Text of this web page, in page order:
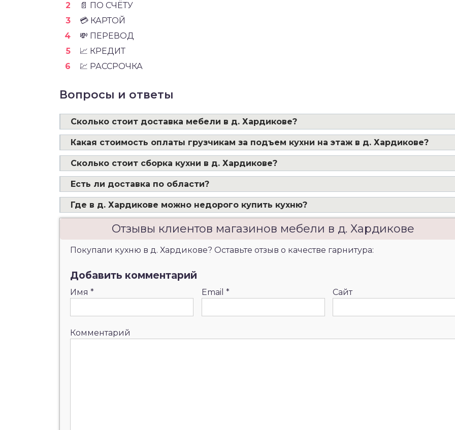
📄 ПО СЧЁТУ
💳 КАРТОЙ
💸 ПЕРЕВОД
📈 КРЕДИТ
💹 РАССРОЧКА
Вопросы и ответы
Сколько стоит доставка мебели в д. Хардикове?
Какая стоимость оплаты грузчикам за подъем кухни на этаж в д. Хардикове?
Сколько стоит сборка кухни в д. Хардикове?
Есть ли доставка по области?
Где в д. Хардикове можно недорого купить кухню?
Отзывы клиентов магазинов мебели в д. Хардикове
Покупали кухню в д. Хардикове? Оставьте отзыв о качестве гарнитура:
Добавить комментарий
Имя * Email * Сайт
Комментарий